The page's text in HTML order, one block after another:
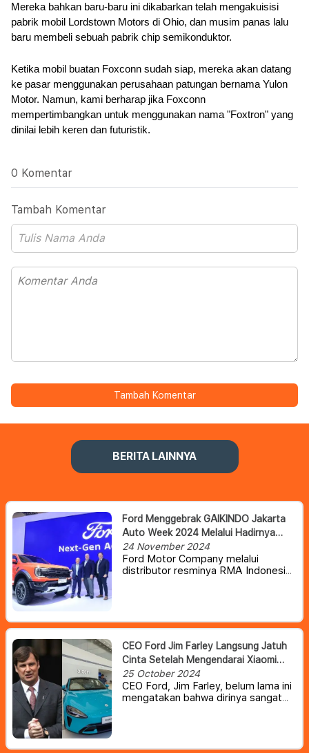
Mereka bahkan baru-baru ini dikabarkan telah mengakuisisi
pabrik mobil Lordstown Motors di Ohio, dan musim panas lalu
baru membeli sebuah pabrik chip semikonduktor.
Ketika mobil buatan Foxconn sudah siap, mereka akan datang
ke pasar menggunakan perusahaan patungan bernama Yulon
Motor. Namun, kami berharap jika Foxconn
mempertimbangkan untuk menggunakan nama "Foxtron" yang
dinilai lebih keren dan futuristik.
0 Komentar
Tambah Komentar
Tambah Komentar
BERITA LAINNYA
Ford Menggebrak GAIKINDO Jakarta
Auto Week 2024 Melalui Hadirnya
Tiga Jagoan Terbaru
24 November 2024
Ford Motor Company melalui
distributor resminya RMA Indonesia
mobil andalan, Next-Gen Ford
Everest, Next-Gen Ford Ranger
Wildtrak, serta hadirnya double cabin
terbaru bagi pecinta offroad, Next-
Gen Ford Ranger Raptor
3.0.Berbekal berbagai teknologi dan
fitur terkini, tiga kendaraan ini dapat
desain yang modern dan gagah.
CEO Ford Jim Farley Langsung Jatuh
Cinta Setelah Mengendarai Xiaomi
SU7 EV
25 October 2024
CEO Ford, Jim Farley, belum lama ini
mengatakan bahwa dirinya sangat